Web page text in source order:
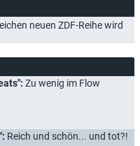
neuen ZDF-Reihe wird
Zu wenig im Flow
Reich und schön... und tot?!